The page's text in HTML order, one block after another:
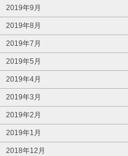
2019年9月
2019年8月
2019年7月
2019年5月
2019年4月
2019年3月
2019年2月
2019年1月
2018年12月